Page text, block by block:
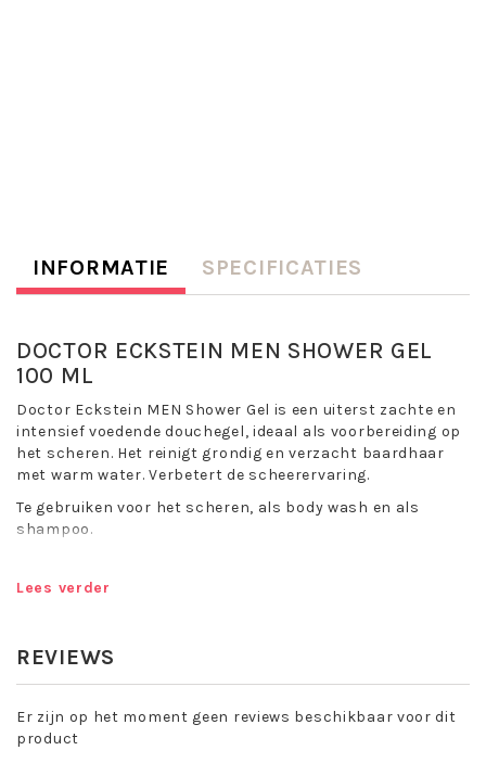
INFORMATIE SPECIFICATIES
DOCTOR ECKSTEIN MEN SHOWER GEL
100 ML
Doctor Eckstein MEN Shower Gel is een uiterst zachte en
intensief voedende douchegel, ideaal als voorbereiding op
het scheren. Het reinigt grondig en verzacht baardhaar
met warm water. Verbetert de scheerervaring.
Te gebruiken voor het scheren, als body wash en als
shampoo.
Het product met warm water opschuimen, wassen en
afspoelen met veel water. Neem een ​​zo heet mogelijke
douche om het scheren daarna gemakkelijker te maken.
Belangrijke werkstoffen:
Lees verder
REVIEWS
Er zijn op het moment geen reviews beschikbaar voor dit
product